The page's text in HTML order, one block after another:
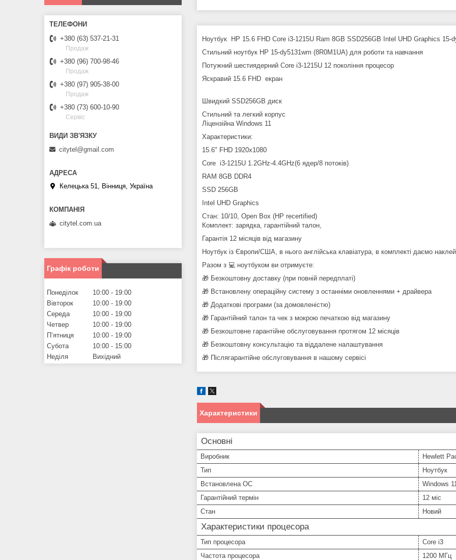
Ноутбук HP 15.6 FHD Core i3-1215U Ram 8GB SSD256GB Intel UHD Graphics 15-
Стильний ноутбук HP 15-dy5131wm (8R0M1UA) для роботи та навчання
Потужний шестиядерний Core i3-1215U 12 покоління процесор
Яскравий 15.6 FHD екран
Швидкий SSD256GB диск
Стильний та легкий корпус
Ліцензійна Windows 11
Характеристики:
15.6" FHD 1920x1080
Core i3-1215U 1.2GHz-4.4GHz(6 ядер/8 потоків)
RAM 8GB DDR4
SSD 256GB
Intel UHD Graphics
Стан: 10/10, Open Box (HP recertified)
Комплект: зарядка, гарантійний талон,
Гарантія 12 місяців від магазину
Ноутбук із Європи/США, в нього англійська клавіатура, в комплекті даємо
Разом з 💻 ноутбуком ви отримуєте:
🎁 Безкоштовну доставку (при повній передплаті)
🎁 Встановлену операційну систему з останніми оновленнями + драйвера
🎁 Додаткові програми (за домовленістю)
🎁 Гарантійний талон та чек з мокрою печаткою від магазину
🎁 Безкоштовне гарантійне обслуговування протягом 12 місяців
🎁 Безкоштовну консультацію та віддалене налаштування
🎁 Післягарантійне обслуговування в нашому сервісі
Характеристики
Основні
Виробник
Hewlett
Тип
Ноутбук
Встановлена ОС
Windows 11
Гарантійний термін
12 міс
Стан
Новий
Характеристики процесора
Тип процесора
Core i3
Частота процесора
1200 МГц
+380 (63) 537-21-31
Продаж
+380 (96) 700-98-46
Продаж
+380 (97) 905-38-00
Продаж
+380 (73) 600-10-90
Сервіс
citytel@gmail.com
Келецька 51, Вінниця, Україна
citytel.com.ua
Графік роботи
Понеділок 10:00
19:00
Вівторок
10:00
19:00
Середа
10:00
19:00
Четвер
10:00
19:00
Пʼятниця
10:00
19:00
Субота
10:00
15:00
Неділя
Вихідний